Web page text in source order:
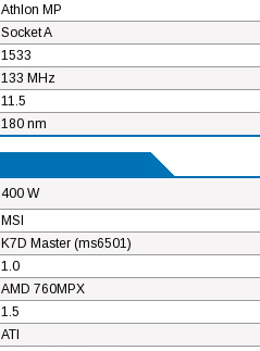
Athlon MP
Socket A
1533
133 MHz
11.5
180 nm
400 W
MSI
K7D Master (ms6501)
1.0
AMD 760MPX
1.5
ATI